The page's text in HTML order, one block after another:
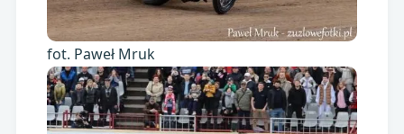
fot. Paweł Mruk